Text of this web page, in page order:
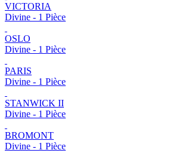
VICTORIA
Divine - 1 Pièce
OSLO
Divine - 1 Pièce
PARIS
Divine - 1 Pièce
STANWICK II
Divine - 1 Pièce
BROMONT
Divine - 1 Pièce